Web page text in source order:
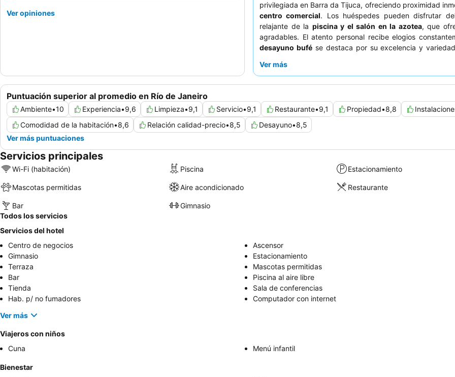
privilegiada en Barra da Tijuca, ofreciendo proximidad
centro comercial. Los huéspedes pueden disfrutar
relajante de la piscina y el salón en la azotea, que
agradables. El atento personal recibe elogios
desayuno bufése destaca por su excelencia y
habitación con vistas al jardín.
Ver más
Puntuación superior al promedio en Río de Janeiro
Ambiente•10 Experiencia•9,6 Limpieza•9,1 Servicio•9,1 Restaurante•9,1 Propiedad•8,8
Comodidad de la habitación•8,6 Relación calidad-precio•8,5 Desayuno•8,5
Ver más puntuaciones
Ver opiniones
Servicios principales
Wi-Fi (habitación) Piscina Estacionamiento
Mascotas permitidas Aire acondicionado Restaurante
Bar
Gimnasio
Todos los servicios
Servicios del hotel
Centro de negocios
Ascensor
Gimnasio
Estacionamiento
Terraza
Mascotas permitidas
Bar
Piscina al aire libre
Tienda
Sala de conferencias
Hab. p/ no fumadores
Computador con internet
Ver más
Viajeros con niños
Cuna
Menú infantil
Bienestar